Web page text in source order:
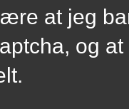
at jeg
og